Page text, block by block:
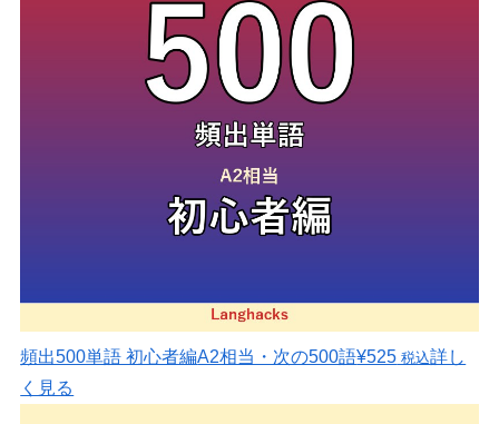
頻出500単語 初心者編A2相当・次の500語¥525 税込詳し
く見る